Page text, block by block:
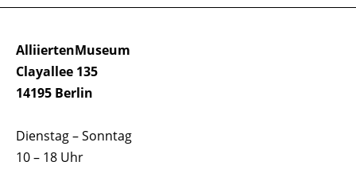
AlliiertenMuseum
Clayallee 135
14195 Berlin
Dienstag – Sonntag
10 – 18 Uhr